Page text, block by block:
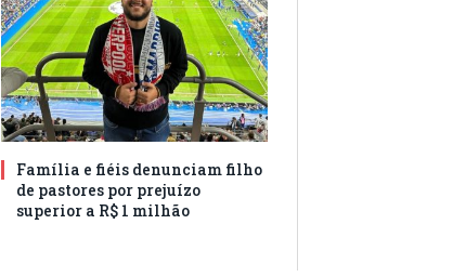
Família e fiéis denunciam filho
de pastores por prejuízo
superior a R$ 1 milhão